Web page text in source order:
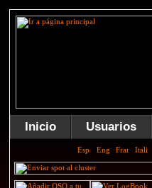
Inicio Usuarios